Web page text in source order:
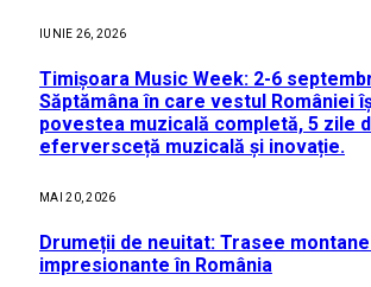
IUNIE 26, 2026
Timișoara Music Week: 2-6
Săptămâna în care vestul României
povestea muzicală completă, 5 zile
eferversceță muzicală și inovație.
MAI 20, 2026
Drumeții de neuitat: Trasee
impresionante în România